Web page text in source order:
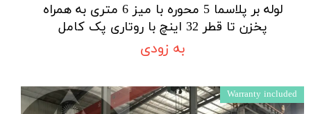
لوله بر پلاسما 5 محوره با میز 6 متری به همراه
پخزن تا قطر 32 اینچ با روتاری پک کامل
به زودی
Warranty included